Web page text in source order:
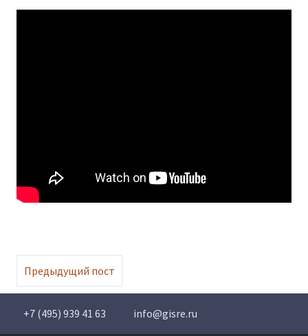
Предыдущий пост
+7 (495) 939 41 63 info@gisre.ru